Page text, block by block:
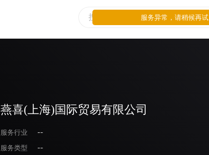
燕喜(上海)国际贸易有限公司
服务行业
--
服务类型
--
服务异常，请稍候再试